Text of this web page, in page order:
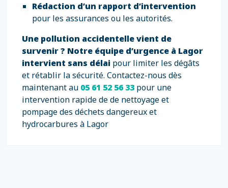
Rédaction d’un rapport d’intervention
pour les assurances ou les autorités.
Une pollution accidentelle vient de
survenir ? Notre équipe d’urgence à Lagor
intervient sans délai pour limiter les dégâts
et rétablir la sécurité. Contactez-nous dès
maintenant au 05 61 52 56 33 pour une
intervention rapide de de nettoyage et
pompage des déchets dangereux et
hydrocarbures à Lagor